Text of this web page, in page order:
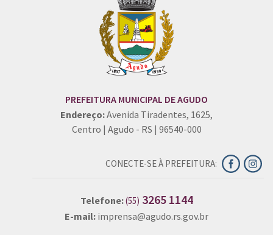
PREFEITURA MUNICIPAL DE AGUDO
Endereço:Avenida Tiradentes, 1625,
Centro | Agudo - RS | 96540-000
CONECTE-SE À PREFEITURA:
Telefone:(55) 3265 1144
E-mail: imprensa@agudo.rs.gov.br